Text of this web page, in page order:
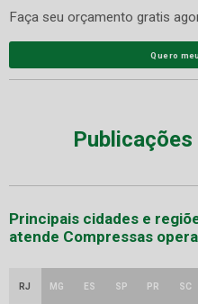
Faça seu orçamento gratis
Quero
Principais cidades e
atende Compressas
RJ MG ES SP PR SC